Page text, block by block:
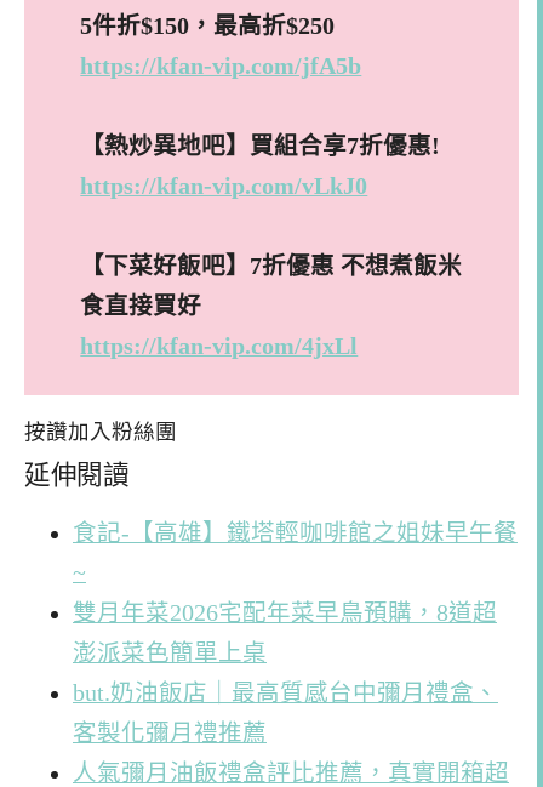
5件折$150，最高折$250
https://kfan-vip.com/jfA5b
【熱炒異地吧】買組合享7折優惠!
https://kfan-vip.com/vLkJ0
【下菜好飯吧】7折優惠 不想煮飯米
食直接買好
https://kfan-vip.com/4jxLl
按讚加入粉絲團
延伸閱讀
食記-【高雄】鐵塔輕咖啡館之姐妹早午餐
~
雙月年菜2026宅配年菜早鳥預購，8道超
澎派菜色簡單上桌
but.奶油飯店｜最高質感台中彌月禮盒、
客製化彌月禮推薦
人氣彌月油飯禮盒評比推薦，真實開箱超